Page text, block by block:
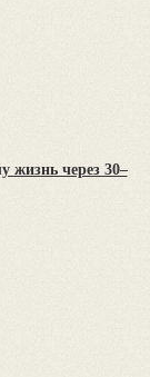
жизнь через 30–